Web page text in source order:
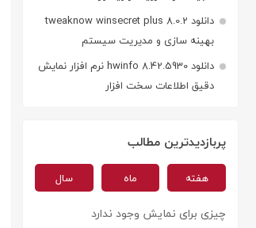
دانلود tweaknow winsecret plus 8.0.2
بهینه سازی و مدیریت سیستم
دانلود hwinfo 8.42.5930 نرم افزار نمایش
دقیق اطلاعات سخت افزار
پربازدیدترین مطالب
هفته ماه سال
چیزی برای نمایش وجود ندارد